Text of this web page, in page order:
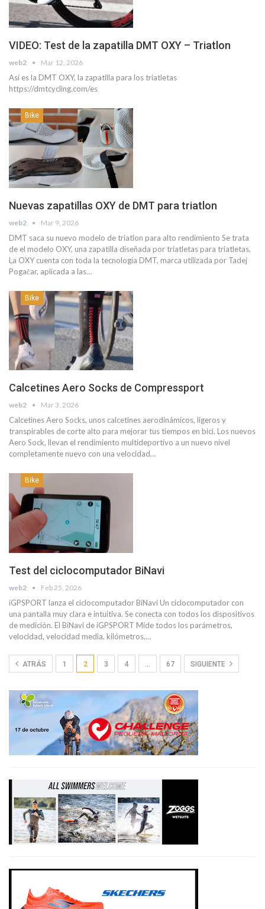
VIDEO: Test de la zapatilla DMT OXY – Triatlon
web2 Mar 12, 2026
Así es la DMT OXY, la zapatilla para los triatletas
https://dmtcycling.com/es
Bike
Nuevas zapatillas OXY de DMT para triatlon
web2 Mar 9, 2026
DMT saca su nuevo modelo de triatlon para alto rendimiento Se trata
de el modelo OXY, una zapatilla diseñada por triatletas para triatletas.
La OXY cuenta con toda la tecnología DMT, marca utilizada por Tadej
Pogačar, aplicada a las…
Bike
Calcetines Aero Socks de Compressport
web2 Mar 3, 2026
Calcetines Aero Socks, unos calcetines aerodinámicos, ligeros y
transpirables de corte alto para mejorar tus tiempos en bici. Los nuevos
Aero Sock, llevan el rendimiento multideportivo a un nuevo nivel
completamente nuevo con una velocidad…
Bike
Test del ciclocomputador BiNavi
web2 Feb 25, 2026
iGPSPORT lanza el ciclocomputador BiNavi Un ciclocomputador con
una pantalla muy clara e intuitiva. Se conecta con todos los dispositivos
de medición. El BiNavi de iGPSPORT Mide todos los parámetros,
velocidad, velocidad media, kilómetros,…
ATRÁS 1 2 3 4 67 SIGUIENTE